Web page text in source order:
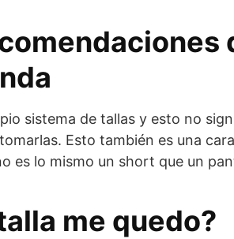
sistema de tallas y esto no
Esto también es una
es lo mismo un short que un
me quedo?